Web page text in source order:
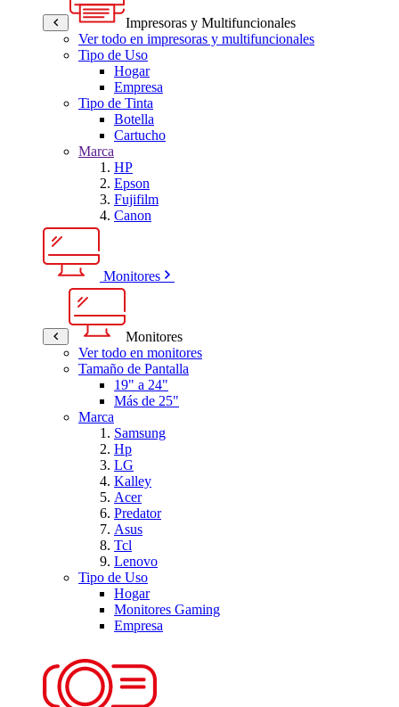
Impresoras y Multifuncionales
Ver todo en impresoras y multifuncionales
Tipo de Uso
Hogar
Empresa
Tipo de Tinta
Botella
Cartucho
Marca
HP
Epson
Fujifilm
Canon
Monitores
Monitores
Ver todo en monitores
Tamaño de Pantalla
19" a 24"
Más de 25"
Marca
Samsung
Hp
LG
Kalley
Acer
Predator
Asus
Tcl
Lenovo
Tipo de Uso
Hogar
Monitores Gaming
Empresa